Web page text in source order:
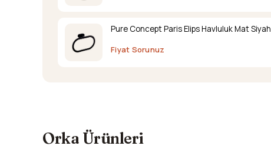
Pure Concept Paris Elips Havluluk Mat Siyah
Fiyat Sorunuz
Orka Ürünleri